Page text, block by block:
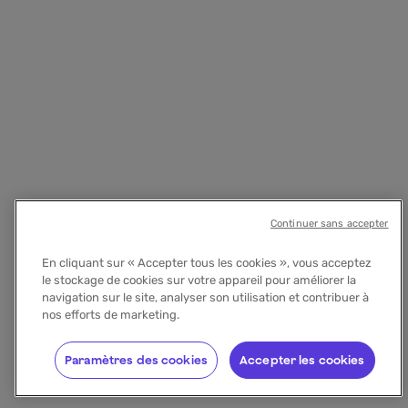
En cliquant sur « Accepter tous les cookies », vous acceptez
le stockage de cookies sur votre appareil pour améliorer la
navigation sur le site, analyser son utilisation et contribuer à
nos efforts de marketing.
Accepter les cookies
Paramètres des cookies
Continuer sans accepter